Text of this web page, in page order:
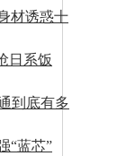
材诱惑十
日系饭
到底有多
“蓝芯”